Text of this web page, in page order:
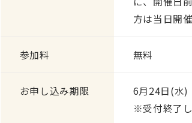
方は当日開
参加料 無料
お申し込み期限
6月24日(水
※受付終了